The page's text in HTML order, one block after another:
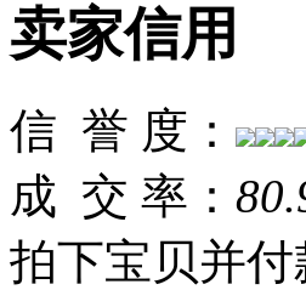
卖家信用
信 誉 度：
成 交 率：
拍下宝贝并付